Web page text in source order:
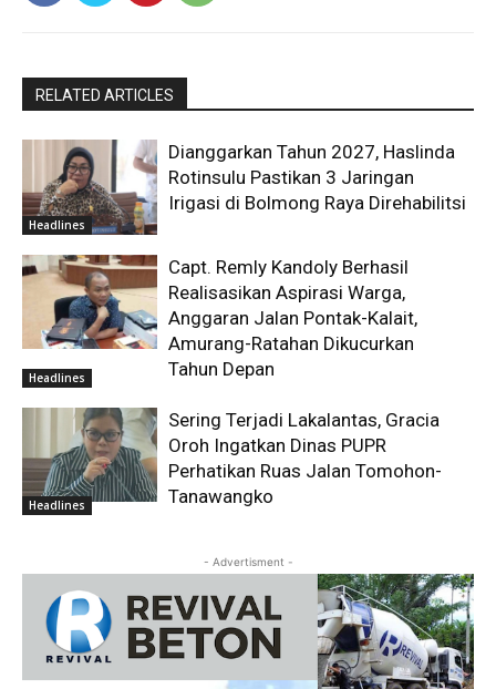
RELATED ARTICLES
Headlines
Dianggarkan Tahun 2027, Haslinda
Rotinsulu Pastikan 3 Jaringan
Irigasi di Bolmong Raya Direhabilitsi
Headlines
Capt. Remly Kandoly Berhasil
Realisasikan Aspirasi Warga,
Anggaran Jalan Pontak-Kalait,
Amurang-Ratahan Dikucurkan
Tahun Depan
Headlines
Sering Terjadi Lakalantas, Gracia
Oroh Ingatkan Dinas PUPR
Perhatikan Ruas Jalan Tomohon-
Tanawangko
- Advertisment -